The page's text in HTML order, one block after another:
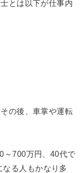
とは以下が仕事内
の後、車掌や運転
～700万円、40代で
る人もかなり多